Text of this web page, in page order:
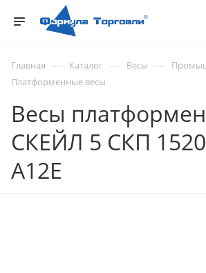
Главная — Каталог — Весы —
Платформенные весы
Весы
СКЕЙЛ 5 СКП
А12Е